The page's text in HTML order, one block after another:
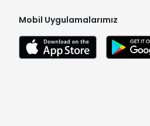
Mobil Uygulamalarımız